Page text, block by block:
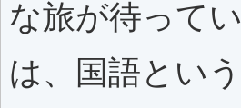
な旅が待って
は、国語という